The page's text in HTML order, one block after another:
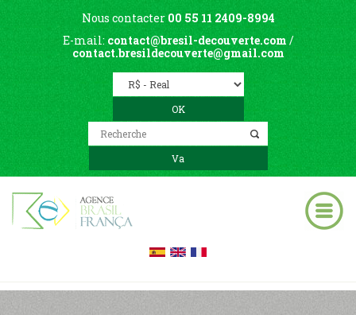
Nous contacter 00 55 11 2409-8994
E-mail: contact@bresil-decouverte.com /
contact.bresildecouverte@gmail.com